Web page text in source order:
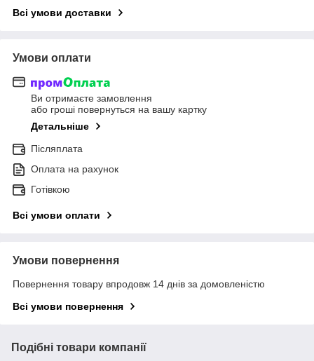
Всі умови доставки
Умови оплати
Ви отримаєте замовлення
або гроші повернуться на вашу картку
Детальніше
Післяплата
Оплата на рахунок
Готівкою
Всі умови оплати
Умови повернення
Повернення товару впродовж 14 днів за домовленістю
Всі умови повернення
Подібні товари компанії